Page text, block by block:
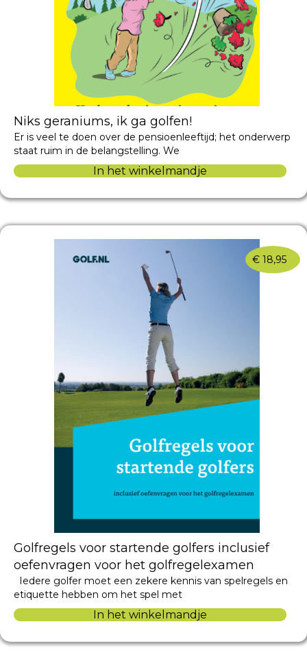
Niks geraniums, ik ga golfen!
Er is veel te doen over de pensioenleeftijd; het onderwerp
staat ruim in de belangstelling. We
In het winkelmandje
€ 18,95
Golfregels voor startende golfers inclusief
oefenvragen voor het golfregelexamen
Iedere golfer moet een zekere kennis van spelregels en
etiquette hebben om het spel met
In het winkelmandje